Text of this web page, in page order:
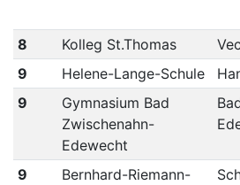
8
Kolleg St.Thomas
9
Helene-Lange-Schule
9
Gymnasium Bad
Zwischenahn-
Edewecht
9
Bernhard-Riemann-